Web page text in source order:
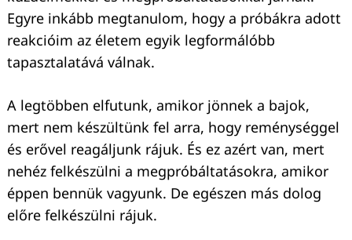
Egyre inkább megtanulom, hogy a próbákra adott
reakcióim az életem egyik legformálóbb
tapasztalatává válnak.
A legtöbben elfutunk, amikor jönnek a bajok,
mert nem készültünk fel arra, hogy reménységgel
és erővel reagáljunk rájuk. És ez azért van, mert
nehéz felkészülni a megpróbáltatásokra, amikor
éppen bennük vagyunk. De egészen más dolog
előre felkészülni rájuk.